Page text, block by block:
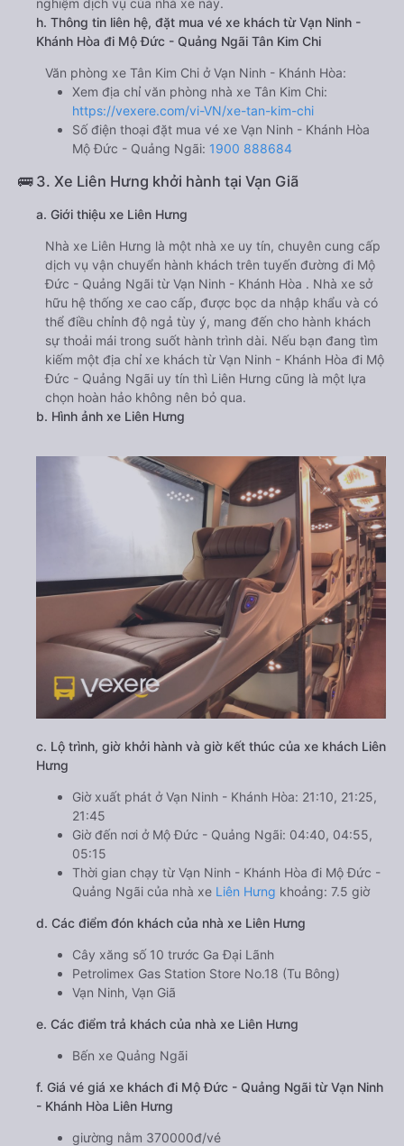
h. Thông tin liên hệ, đặt mua vé xe khách từ Vạn Ninh -
Khánh Hòa đi Mộ Đức - Quảng Ngãi Tân Kim Chi
Văn phòng xe Tân Kim Chi ở Vạn Ninh - Khánh Hòa:
Xem địa chỉ văn phòng nhà xe Tân Kim Chi:
https://vexere.com/vi-VN/xe-tan-kim-chi
Số điện thoại đặt mua vé xe Vạn Ninh - Khánh Hòa
Mộ Đức - Quảng Ngãi: 1900 888684
🚌 3. Xe Liên Hưng khởi hành tại Vạn Giã
a. Giới thiệu xe Liên Hưng
Nhà xe Liên Hưng là một nhà xe uy tín, chuyên cung cấp
dịch vụ vận chuyển hành khách trên tuyến đường đi Mộ
Đức - Quảng Ngãi từ Vạn Ninh - Khánh Hòa . Nhà xe sở
hữu hệ thống xe cao cấp, được bọc da nhập khẩu và có
thể điều chỉnh độ ngả tùy ý, mang đến cho hành khách
sự thoải mái trong suốt hành trình dài. Nếu bạn đang tìm
kiếm một địa chỉ xe khách từ Vạn Ninh - Khánh Hòa đi Mộ
Đức - Quảng Ngãi uy tín thì Liên Hưng cũng là một lựa
chọn hoàn hảo không nên bỏ qua.
b. Hình ảnh xe Liên Hưng
c. Lộ trình, giờ khởi hành và giờ kết thúc của xe khách Liên
Hưng
Giờ xuất phát ở Vạn Ninh - Khánh Hòa: 21:10, 21:25,
21:45
Giờ đến nơi ở Mộ Đức - Quảng Ngãi: 04:40, 04:55,
05:15
Thời gian chạy từ Vạn Ninh - Khánh Hòa đi Mộ Đức -
Quảng Ngãi của nhà xe Liên Hưng khoảng: 7.5 giờ
d. Các điểm đón khách của nhà xe Liên Hưng
Cây xăng số 10 trước Ga Đại Lãnh
Petrolimex Gas Station Store No.18 (Tu Bông)
Vạn Ninh, Vạn Giã
e. Các điểm trả khách của nhà xe Liên Hưng
Bến xe Quảng Ngãi
f. Giá vé giá xe khách đi Mộ Đức - Quảng Ngãi từ Vạn Ninh
- Khánh Hòa Liên Hưng
giường nằm 370000đ/vé